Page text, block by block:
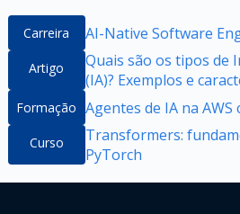
Carreira AI-Native Software
Artigo
Quais são os tipos de
(IA)? Exemplos e
Formação Agentes de IA na
Curso
Transformers:
PyTorch